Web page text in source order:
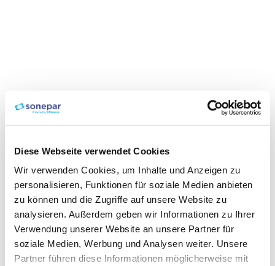
Diese Webseite verwendet Cookies
Wir verwenden Cookies, um Inhalte und Anzeigen zu
personalisieren, Funktionen für soziale Medien anbieten
zu können und die Zugriffe auf unsere Website zu
analysieren. Außerdem geben wir Informationen zu Ihrer
Verwendung unserer Website an unsere Partner für
soziale Medien, Werbung und Analysen weiter. Unsere
Partner führen diese Informationen möglicherweise mit